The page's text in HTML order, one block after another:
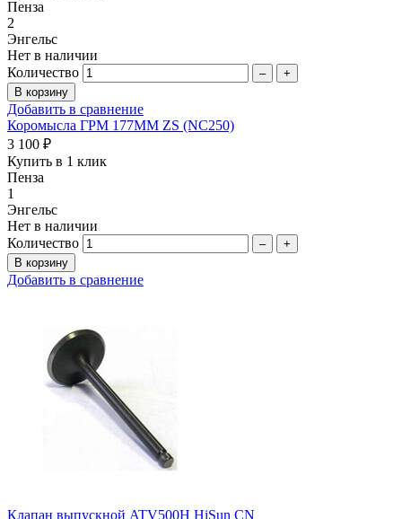
Пенза
2
Энгельс
Нет в наличии
Количество
– +
Добавить в сравнение
Коромысла ГРМ 177MM ZS (NC250)
3 100 ₽
Купить в 1 клик
Пенза
1
Энгельс
Нет в наличии
Количество
– +
Добавить в сравнение
Клапан выпускной ATV500H HiSun CN